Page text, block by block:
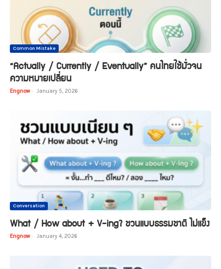
Common Mistake
“Actually / Currently / Eventually” คนไทยใช้มั่วจน
ความหมายเปลี่ยน
Engnow - January 5, 2026
Conversation
What / How about + V-ing? ชวนแบบธรรมชาติ ไม่แข็ง
Engnow - January 4, 2026